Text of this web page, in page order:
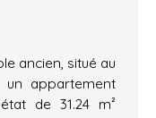
ancien, situé au
un appartement
de 31.24 m²